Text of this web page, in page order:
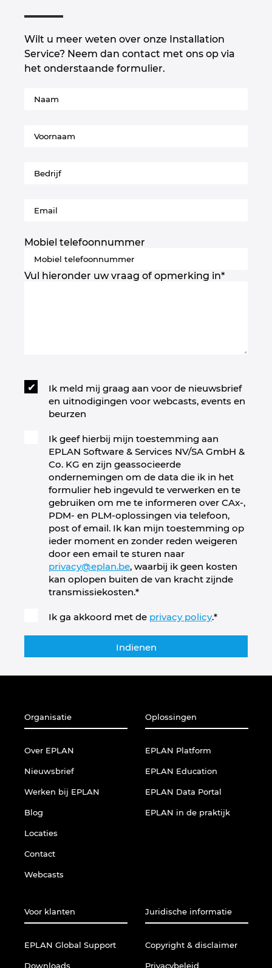
Wilt u meer weten over onze Installation
Service? Neem dan contact met ons op via
het onderstaande formulier.
Mobiel telefoonnummer
Vul hieronder uw vraag of opmerking in*
Ik meld mij graag aan voor de nieuwsbrief
en uitnodigingen voor webcasts, events en
beurzen
Ik geef hierbij mijn toestemming aan
EPLAN Software & Services NV/SA GmbH &
Co. KG en zijn geassocieerde
ondernemingen om de data die ik in het
formulier heb ingevuld te verwerken en te
gebruiken om me te informeren over CAx-,
PDM- en PLM-oplossingen via telefoon,
post of email. Ik kan mijn toestemming op
ieder moment en zonder reden weigeren
door een email te sturen naar
privacy@eplan.be, waarbij ik geen kosten
kan oplopen buiten de van kracht zijnde
transmissiekosten.*
Ik ga akkoord met de privacy policy.*
Organisatie
Over EPLAN
Nieuwsbrief
Werken bij EPLAN
Blog
Locaties
Contact
Webcasts
Oplossingen
EPLAN Platform
EPLAN Education
EPLAN Data Portal
EPLAN in de praktijk
Voor klanten
EPLAN Global Support
Downloads
Juridische informatie
Copyright & disclaimer
Privacybeleid
Malaysia
Mexico
Netherlands
Poland
Singapore
Slovakia
Slovenia
South Africa
South Korea
Sweden
Switzerland
Turkey
United Arab Emirates
United Kingdom